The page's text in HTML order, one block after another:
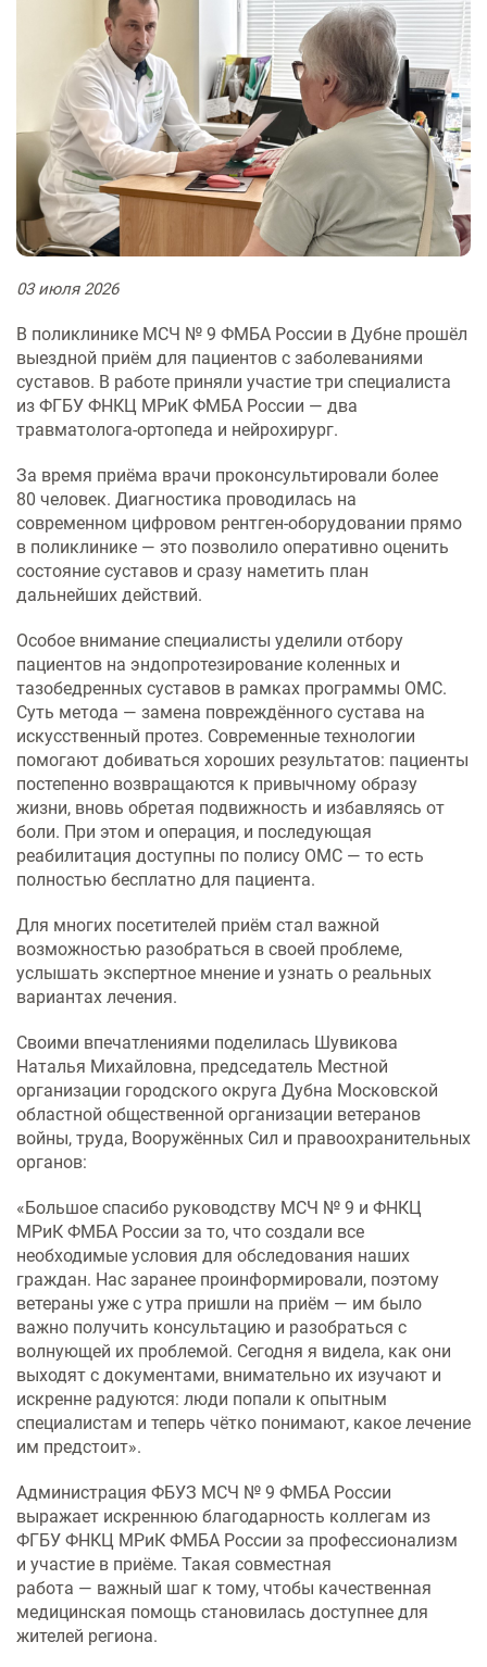
гриппа
индивидуальным
предпринимателям
Контролирующие органы
Документация
Информация для врачей-
специалистов
служба
отделение
Центр охраны здоровья семьи и
репродукции
Сосудистый центр
Транспортировка больных
Дневной стационар
Диагностика
Скорая медицинская помощь
книжки
Ультразвуковая и
функциональная диагностика
Эндоскопия
Рентгенография, КТ и МРТ
Лечение хронической боли
Патолого-анатомические
Стоматология
Лечение в отделениях
стационара
Услуги по обеспечению
комфортности пребывания в
отделениях стационара
Транспортировка и медицинское
Прочие услуги
03июля2026
В поликлинике МСЧ № 9 ФМБА России в Дубне прошёл
выездной приём для пациентов с заболеваниями
суставов. В работе приняли участие три специалиста
из ФГБУ ФНКЦ МРиК ФМБА России — два
травматолога‑ортопеда и нейрохирург.
За время приёма врачи проконсультировали более
80 человек. Диагностика проводилась на
современном цифровом рентген‑оборудовании прямо
в поликлинике — это позволило оперативно оценить
состояние суставов и сразу наметить план
дальнейших действий.
Особое внимание специалисты уделили отбору
пациентов на эндопротезирование коленных и
тазобедренных суставов в рамках программы ОМС.
Суть метода — замена повреждённого сустава на
искусственный протез. Современные технологии
помогают добиваться хороших результатов: пациенты
постепенно возвращаются к привычному образу
жизни, вновь обретая подвижность и избавляясь от
боли. При этом и операция, и последующая
реабилитация доступны по полису ОМС — то есть
полностью бесплатно для пациента.
Для многих посетителей приём стал важной
возможностью разобраться в своей проблеме,
услышать экспертное мнение и узнать о реальных
вариантах лечения.
Своими впечатлениями поделилась Шувикова
Наталья Михайловна, председатель Местной
организации городского округа Дубна Московской
областной общественной организации ветеранов
войны, труда, Вооружённых Сил и правоохранительных
органов:
«Большое спасибо руководству МСЧ № 9 и ФНКЦ
МРиК ФМБА России за то, что создали все
необходимые условия для обследования наших
граждан. Нас заранее проинформировали, поэтому
ветераны уже с утра пришли на приём — им было
важно получить консультацию и разобраться с
волнующей их проблемой. Сегодня я видела, как они
выходят с документами, внимательно их изучают и
искренне радуются: люди попали к опытным
специалистам и теперь чётко понимают, какое лечение
им предстоит».
Администрация ФБУЗ МСЧ № 9 ФМБА России
выражает искреннюю благодарность коллегам из
ФГБУ ФНКЦ МРиК ФМБА России за профессионализм
и участие в приёме. Такая совместная
работа — важный шаг к тому, чтобы качественная
медицинская помощь становилась доступнее для
жителей региона.